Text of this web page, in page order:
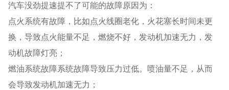
汽车没劲提速提不了可能的故障原因为：
点火系统有故障，比如点火线圈老化，火花塞长时间未更
换，导致点火能量不足，燃烧不好，发动机加速无力，发
动机故障灯亮；
燃油系统故障系统故障导致压力过低。喷油量不足，从而
会导致发动机加速无力；